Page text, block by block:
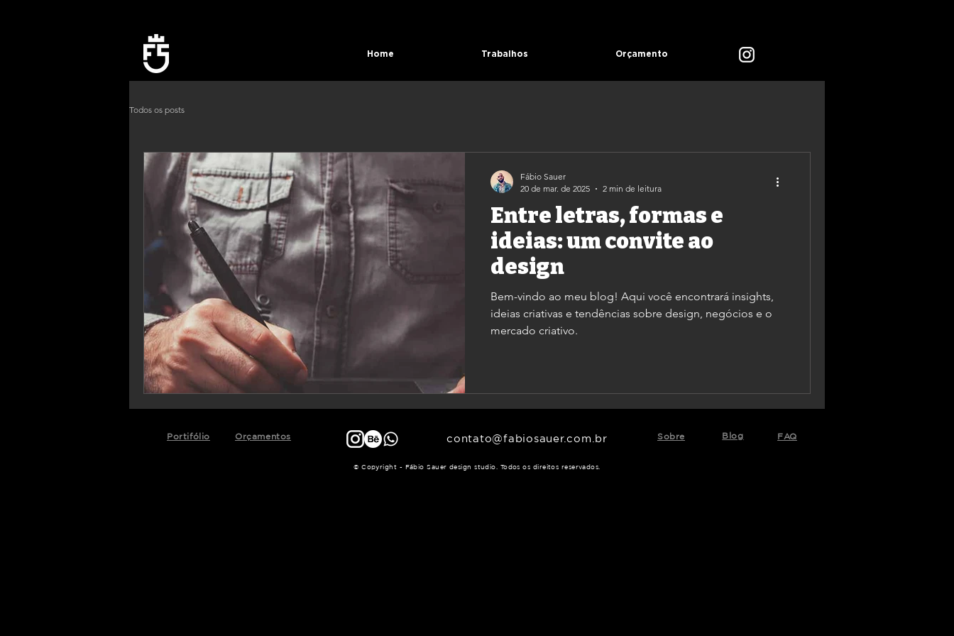
Home Trabalhos Orçamento
Todos os posts
Entre letras, formas e
ideias: um convite ao
design
Bem-vindo ao meu blog! Aqui você encontrará insights,
ideias criativas e tendências sobre design, negócios e o
mercado criativo.
Fábio Sauer
20 de mar. de 2025
2 min de leitura
Portifólio Orçamentos contato@fabiosauer.com.br Sobre Blog FAQ
© Copyright - Fábio Sauer design studio. Todos os direitos reservados.